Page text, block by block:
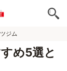
ジム
め5選と